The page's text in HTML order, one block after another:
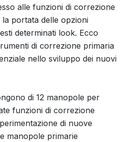
alle funzioni di correzione
portata delle opzioni
determinati look. Ecco
di correzione primaria
nello sviluppo dei nuovi
di 12 manopole per
funzioni di correzione
di nuove
manopole primarie